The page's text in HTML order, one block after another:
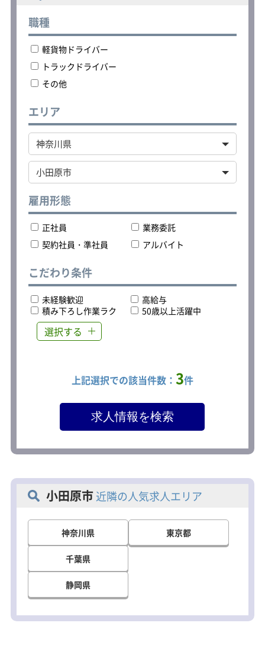
＜車両の持ち込み歓迎＞
車体カラーがシルバーまたはホワイト
の軽自動車（軽バン）を持ち込み可能
持ち込みを希望される方はご応募の際
職種
軽貨物ドライバー
トラックドライバー
その他
エリア
雇用形態
正社員
業務委託
契約社員・準社員
アルバイト
こだわり条件
未経験歓迎
高給与
積み下ろし作業ラク
50歳以上活躍中
選択する
上記選択での該当件数： 3件
小田原市 近隣の人気求人エリア
神奈川県 東京都
千葉県
静岡県